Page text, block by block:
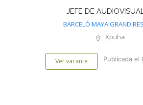
JEFE DE
BARCELÓ MAYA GRAND
Xpuha
Ver vacante Publicada